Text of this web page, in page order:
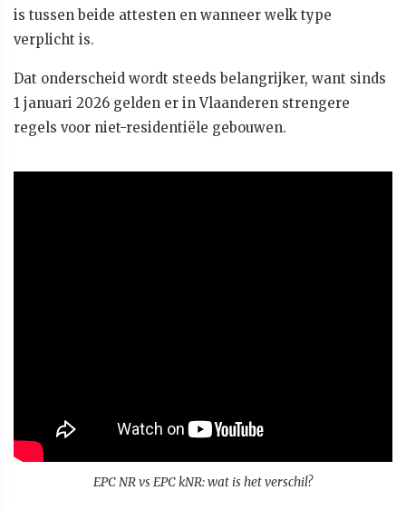
is tussen beide attesten en wanneer welk type
verplicht is.
Dat onderscheid wordt steeds belangrijker, want sinds
1 januari 2026 gelden er in Vlaanderen strengere
regels voor niet-residentiële gebouwen.
EPC NR vs EPC kNR: wat is het verschil?